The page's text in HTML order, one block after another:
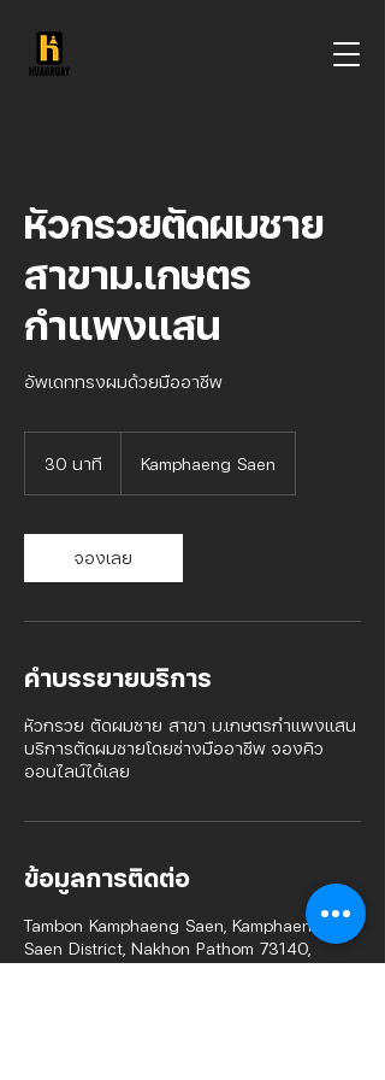
หัวกรวยตัดผมชาย
สาขาม.เกษตร
กำแพงแสน
อัพเดททรงผมด้วยมืออาชีพ
30 นาที
า
ที
Kamphaeng Saen
จองเลย
คำบรรยายบริการ
หัวกรวย ตัดผมชาย สาขา ม.เกษตรกำแพงแสน
บริการตัดผมชายโดยช่างมืออาชีพ จองคิว
ออนไลน์ได้เลย
ข้อมูลการติดต่อ
Tambon Kamphaeng Saen, Kamphaeng
Saen District, Nakhon Pathom 73140,
Thailand